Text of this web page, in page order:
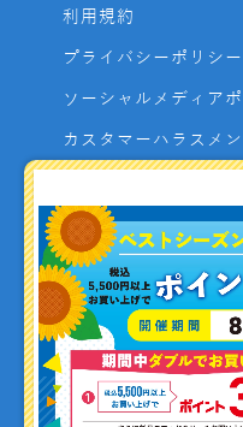
利用規約
プライバシーポリシー
ソーシャルメディア
カスタマーハラスメ
よくあるご質問
お問い合わせ
利用者資金の保全方法